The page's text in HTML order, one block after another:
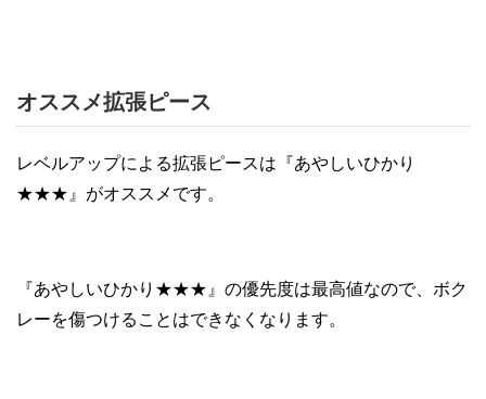
オススメ拡張ピース
レベルアップによる拡張ピースは『あやしいひかり
★★★』がオススメです。
『あやしいひかり★★★』の優先度は最高値なので、ボク
レーを傷つけることはできなくなります。